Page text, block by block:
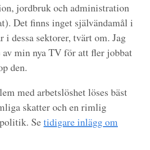
jordbruk och administration
Det finns inget självändamål i
i dessa sektorer, tvärt om. Jag
min nya TV för att fler jobbat
den.
med arbetslöshet löses bäst
skatter och en rimlig
Se tidigare inlägg om